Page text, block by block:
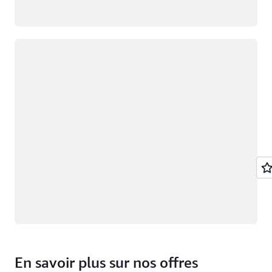
En savoir plus sur nos offres